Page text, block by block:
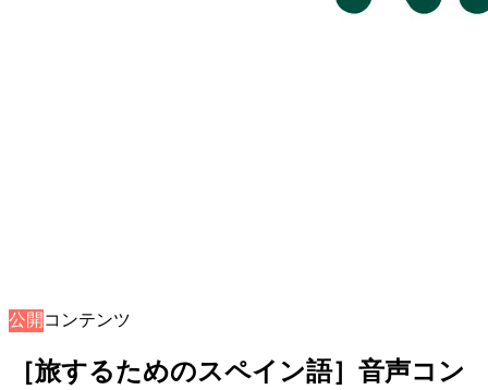
公開
音声コンテンツ
［旅するためのスペイン語］音声コン